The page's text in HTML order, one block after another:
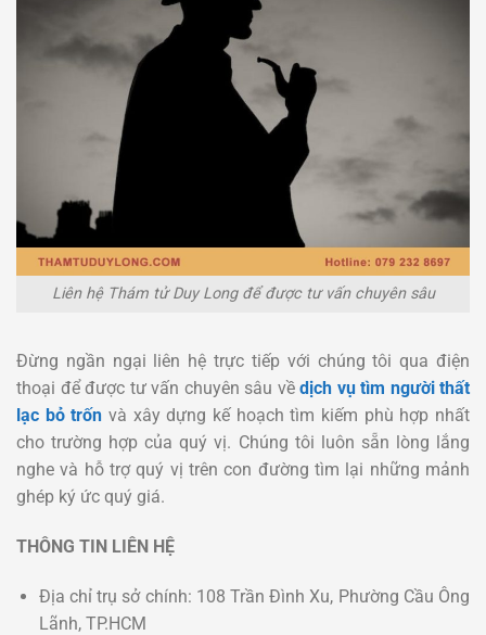
Liên hệ Thám tử Duy Long để được tư vấn chuyên sâu
Đừng ngần ngại liên hệ trực tiếp với chúng tôi qua điện
thoại để được tư vấn chuyên sâu về dịch vụ tìm người thất
lạc bỏ trốn và xây dựng kế hoạch tìm kiếm phù hợp nhất
cho trường hợp của quý vị. Chúng tôi luôn sẵn lòng lắng
nghe và hỗ trợ quý vị trên con đường tìm lại những mảnh
ghép ký ức quý giá.
THÔNG TIN LIÊN HỆ
Địa chỉ trụ sở chính: 108 Trần Đình Xu, Phường Cầu Ông
Lãnh, TP.HCM